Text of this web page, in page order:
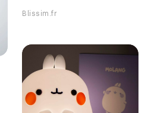
Blissim.fr